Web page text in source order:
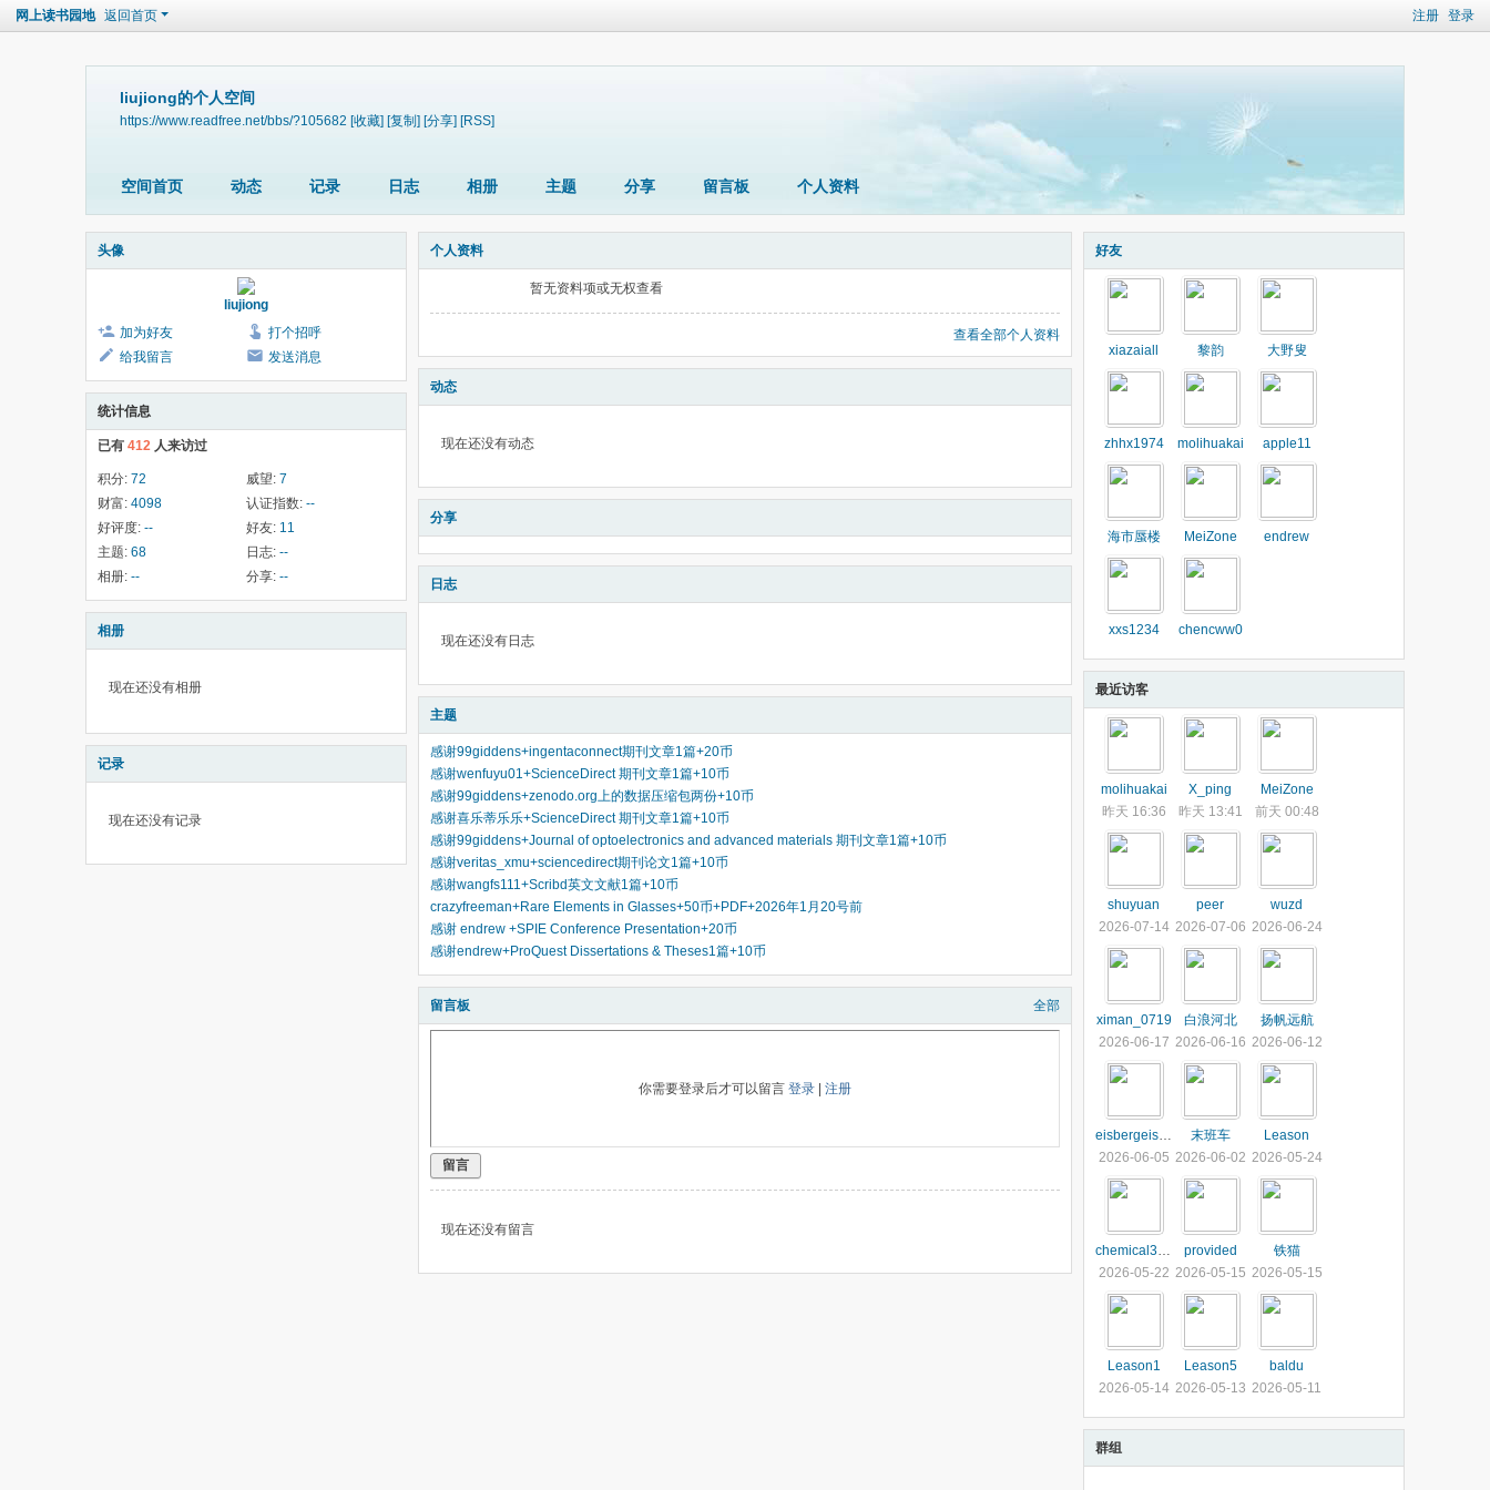
注册 登录
网上读书园地 返回首页
liujiong的个人空间
https://www.readfree.net/bbs/?105682 [收藏] [复制] [分享] [RSS]
空间首页 动态 记录 日志 相册 主题 分享 留言板 个人资料
头像
liujiong
加为好友
打个招呼
给我留言
发送消息
统计信息
已有 412 人来访过
积分: 72 威望: 7
财富: 4098 认证指数: --
好评度: -- 好友: 11
主题: 68 日志: --
相册: -- 分享: --
相册
现在还没有相册
记录
现在还没有记录
个人资料
暂无资料项或无权查看
查看全部个人资料
动态
现在还没有动态
分享
日志
现在还没有日志
主题
感谢99giddens+ingentaconnect期刊文章1篇+20币
感谢wenfuyu01+ScienceDirect 期刊文章1篇+10币
感谢99giddens+zenodo.org上的数据压缩包两份+10币
感谢喜乐蒂乐乐+ScienceDirect 期刊文章1篇+10币
感谢99giddens+Journal of optoelectronics and advanced materials 期刊文章1篇+10币
感谢veritas_xmu+sciencedirect期刊论文1篇+10币
感谢wangfs111+Scribd英文文献1篇+10币
crazyfreeman+Rare Elements in Glasses+50币+PDF+2026年1月20号前
感谢 endrew +SPIE Conference Presentation+20币
感谢endrew+ProQuest Dissertations & Theses1篇+10币
留言板 全部
你需要登录后才可以留言 登录 注册
留言
现在还没有留言
好友
xiazaiall 黎韵 大野叟
zhhx1974 molihuakai apple11
海市蜃楼 MeiZone endrew
xxs1234 chencww0
最近访客
molihuakai
昨天 16:36
X_ping
昨天 13:41
MeiZone
前天 00:48
shuyuan
2026-07-14
peer
2026-07-06
wuzd
2026-06-24
ximan_0719
2026-06-17
白浪河北
2026-06-16
扬帆远航
2026-06-12
eisbergeisberg
2026-06-05
末班车
2026-06-02
Leason
2026-05-24
chemical321
2026-05-22
provided
2026-05-15
铁猫
2026-05-15
Leason1
2026-05-14
Leason5
2026-05-13
baldu
2026-05-11
群组